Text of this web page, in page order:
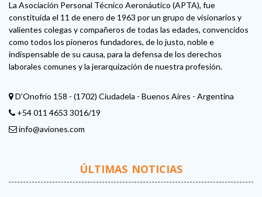
La Asociación Personal Técnico Aeronáutico (APTA), fue
constituida el 11 de enero de 1963 por un grupo de visionarios y
valientes colegas y compañeros de todas las edades, convencidos
como todos los pioneros fundadores, de lo justo, noble e
indispensable de su causa, para la defensa de los derechos
laborales comunes y la jerarquización de nuestra profesión.
D'Onofrio 158 - (1702) Ciudadela - Buenos Aires - Argentina
+54 011 4653 3016/19
info@aviones.com
ÚLTIMAS NOTICIAS